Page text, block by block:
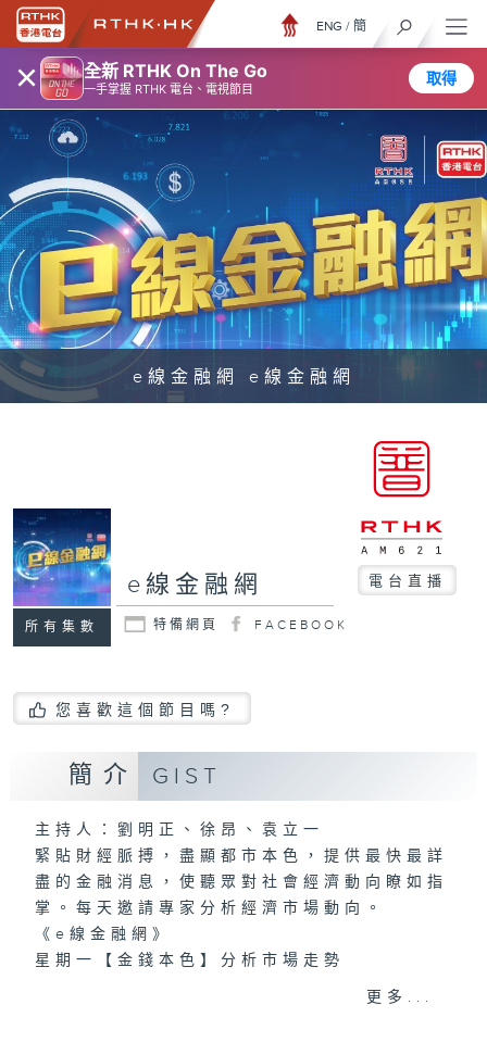
× 全新 RTHK On The Go
一手掌握 RTHK 電台、電視節目
取得
ENG / 簡
e線金融網 e線金融網
所有集數
e線金融網 電台直播
特備網頁 FACEBOOK
您喜歡這個節目嗎?
簡介 GIST
主持人：劉明正、徐昂、袁立一
緊貼財經脈搏，盡顯都市本色，提供最快最詳
盡的金融消息，使聽眾對社會經濟動向瞭如指
掌。每天邀請專家分析經濟市場動向。
《e線金融網》
星期一【金錢本色】分析市場走勢
星期二【Kingsir會客室】【巡舖尋舖】對話
更多...